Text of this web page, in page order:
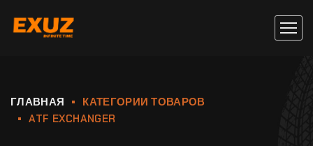
ГЛАВНАЯ
КАТЕГОРИИ ТОВАРОВ
ATF EXCHANGER